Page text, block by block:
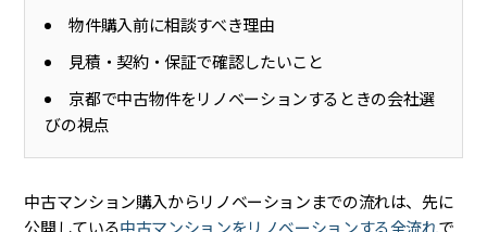
物件購入前に相談すべき理由
見積・契約・保証で確認したいこと
京都で中古物件をリノベーションするときの会社選
びの視点
中古マンション購入からリノベーションまでの流れは、先に
公開している中古マンションをリノベーションする全流れで